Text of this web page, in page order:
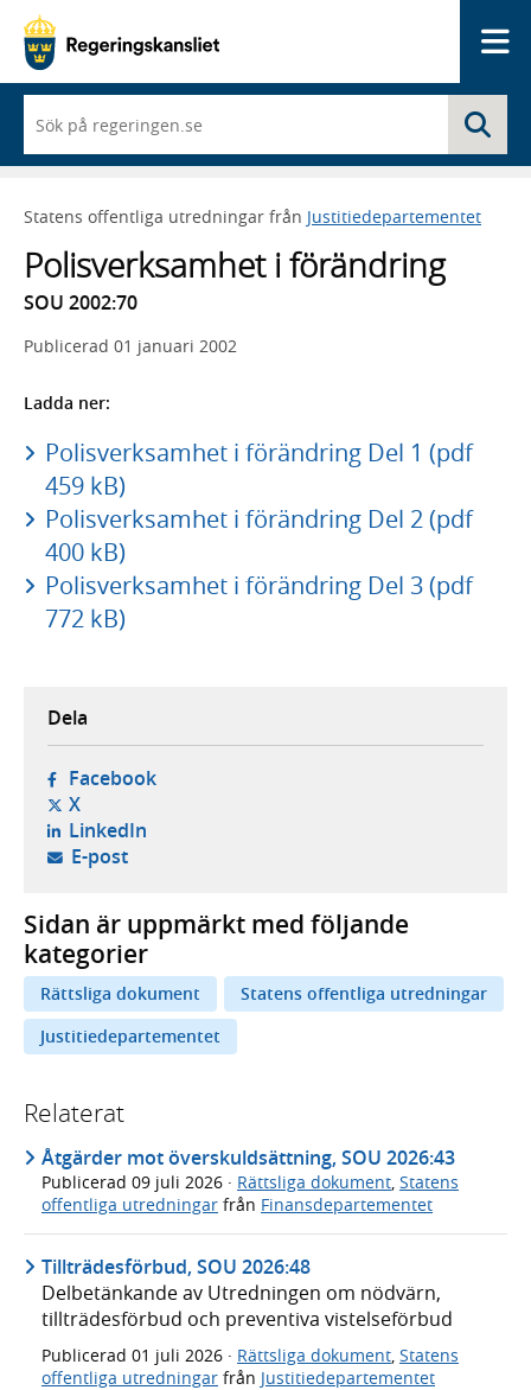
du
börjar
skriva
framträder
lista
med
sökförslag
Statens offentliga utredningar från Justitiedepartementet
Polisverksamhet i förändring
SOU 2002:70
Publicerad 01 januari 2002
Ladda ner:
Polisverksamhet i förändring Del 1 (pdf
459 kB)
Polisverksamhet i förändring Del 2 (pdf
400 kB)
Polisverksamhet i förändring Del 3 (pdf
772 kB)
Dela
Facebook- öppnas i ny flik, extern webbplats,
X- öppnas i ny flik, extern webbplats,
LinkedIn- öppnas i ny flik, extern webbplats,
E-post- öppnar din e-postklient,
Sidan är uppmärkt med följande
kategorier
Rättsliga dokument
Statens offentliga utredningar
Justitiedepartementet
Relaterat
Åtgärder mot överskuldsättning, SOU 2026:43
Publicerad 09 juli 2026 · Rättsliga dokument, Statens
offentliga utredningar från Finansdepartementet
Tillträdesförbud, SOU 2026:48
Delbetänkande av Utredningen om nödvärn,
tillträdesförbud och preventiva vistelseförbud
Publicerad 01 juli 2026 · Rättsliga dokument Statens
offentliga utredningar från Justitiedepartementet